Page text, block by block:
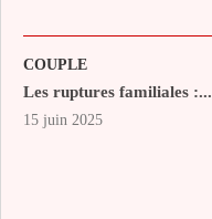
COUPLE
Les ruptures familiales :...
15 juin 2025